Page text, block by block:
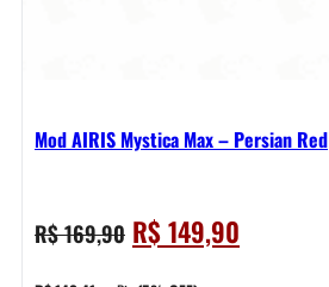
Mod AIRIS Mystica Max – Persian Red
R$169,90 O
preço
R$149,90
preço